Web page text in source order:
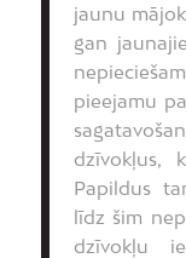
jaunu
gan
pieejamu
dzīvokļus,
Papildus
līdz šim
dzīvokļu